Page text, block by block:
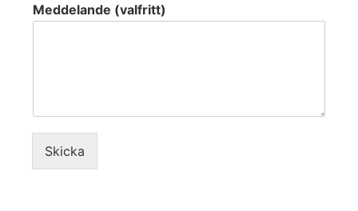
s
Meddelande (valfritt)
Skicka